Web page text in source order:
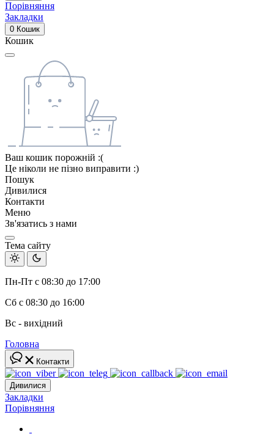
Порівняння
Закладки
0 Кошик
Кошик
Ваш кошик порожній :(
Це ніколи не пізно виправити :)
Пошук
Дивилися
Контакти
Меню
Зв'язатись з нами
Тема сайту
Пн-Пт с 08:30 до 17:00
Сб с 08:30 до 16:00
Вс - вихідний
Головна
Контакти
Дивилися
Закладки
Порівняння